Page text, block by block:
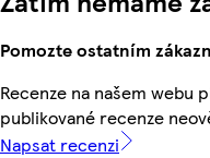
Pomozte ostatním
Recenze na našem webu
publikované recenze
Napsat recenzi